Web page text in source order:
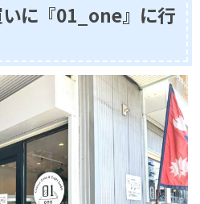
に『01_one』に行